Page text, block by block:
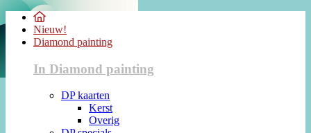
Nieuw!
Diamond painting
In Diamond painting
DP kaarten
Kerst
Overig